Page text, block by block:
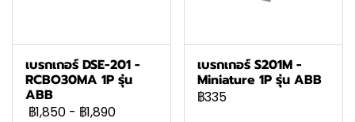
เบรกเกอร์ DSE-201 -
RCBO30MA 1P รุ่น
ABB
฿1,850 - ฿1,890
เบรกเกอร์ S201M -
Miniature 1P รุ่น ABB
฿335